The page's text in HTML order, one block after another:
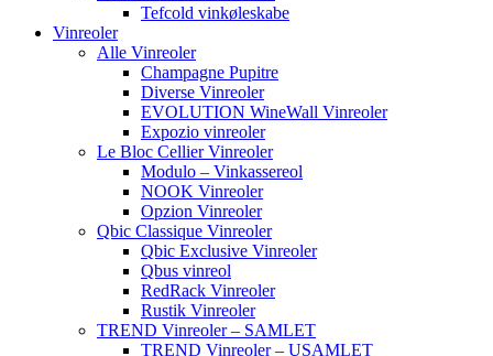
Tefcold vinkøleskabe
Vinreoler
Alle Vinreoler
Champagne Pupitre
Diverse Vinreoler
EVOLUTION WineWall Vinreoler
Expozio vinreoler
Le Bloc Cellier Vinreoler
Modulo – Vinkassereol
NOOK Vinreoler
Opzion Vinreoler
Qbic Classique Vinreoler
Qbic Exclusive Vinreoler
Qbus vinreol
RedRack Vinreoler
Rustik Vinreoler
TREND Vinreoler – SAMLET
TREND Vinreoler – USAMLET